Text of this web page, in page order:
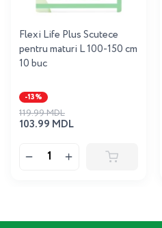
Flexi Life Plus Scutece
pentru maturi L 100-150 cm
10 buc
-13%
103.99 MDL
119.99 MDL